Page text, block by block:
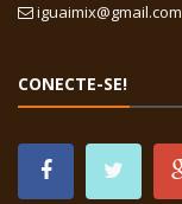
iguaimix@gmail.com
CONECTE-SE!